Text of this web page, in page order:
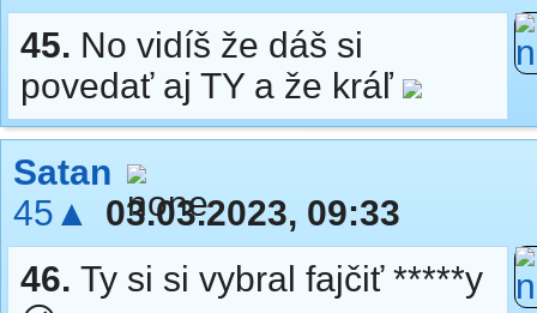
45. No vidíš že dáš si
povedať aj TY a že kráľ
Satan
45▲
03.03.2023, 09:33
46. Ty si si vybral fajčiť *****y